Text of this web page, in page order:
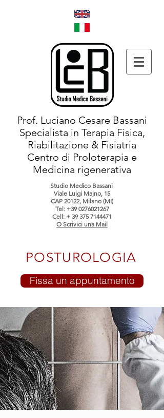
Prof. Luciano Cesare Bassani
Specialista in Terapia Fisica,
Riabilitazione & Fisiatria
Centro di Proloterapia e
Medicina rigenerativa
Studio Medico Bassani
Viale Luigi Majno, 15
CAP 20122, Milano (MI)
Tel: +39 0276021267
Cell: + 39 375 7144471
O Scrivici una Mail
POSTUROLOGIA
Fissa un appuntamento